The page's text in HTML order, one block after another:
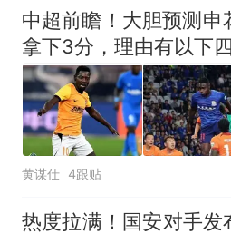
中超前瞻！大胆预测申
拿下3分，理由有以下
黄谋仕 4跟贴
热度拉满！国安对手发